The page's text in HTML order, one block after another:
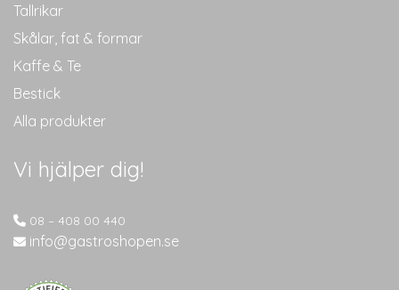
Tallrikar
Skålar, fat & formar
Kaffe & Te
Bestick
Alla produkter
Vi hjälper dig!
08 – 408 00 440
info@gastroshopen.se